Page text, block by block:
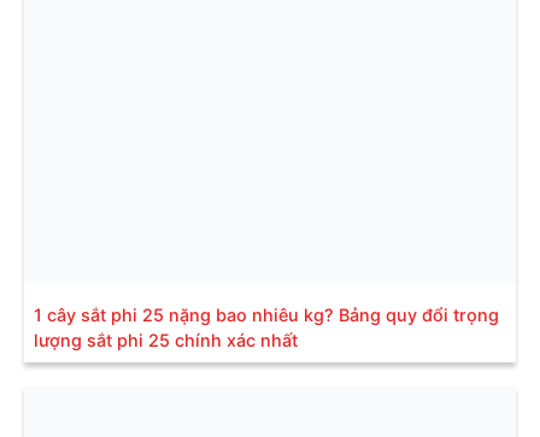
1 cây sắt phi 25 nặng bao nhiêu kg? Bảng quy đổi trọng
lượng sắt phi 25 chính xác nhất